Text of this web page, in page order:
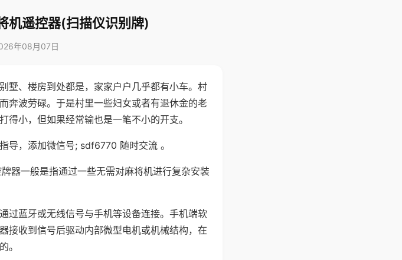
机遥控器(扫描仪识别牌)
年08月07日
墅、楼房到处都是，家家户户几乎都有小车。村
奔波劳碌。于是村里一些妇女或者有退休金的老
小，但如果经常输也是一笔不小的开支。
导，添加微信号; sdf6770 随时交流 。
器一般是指通过一些无需对麻将机进行复杂安装
过蓝牙或无线信号与手机等设备连接。手机端软
接收到信号后驱动内部微型电机或机械结构，在
。